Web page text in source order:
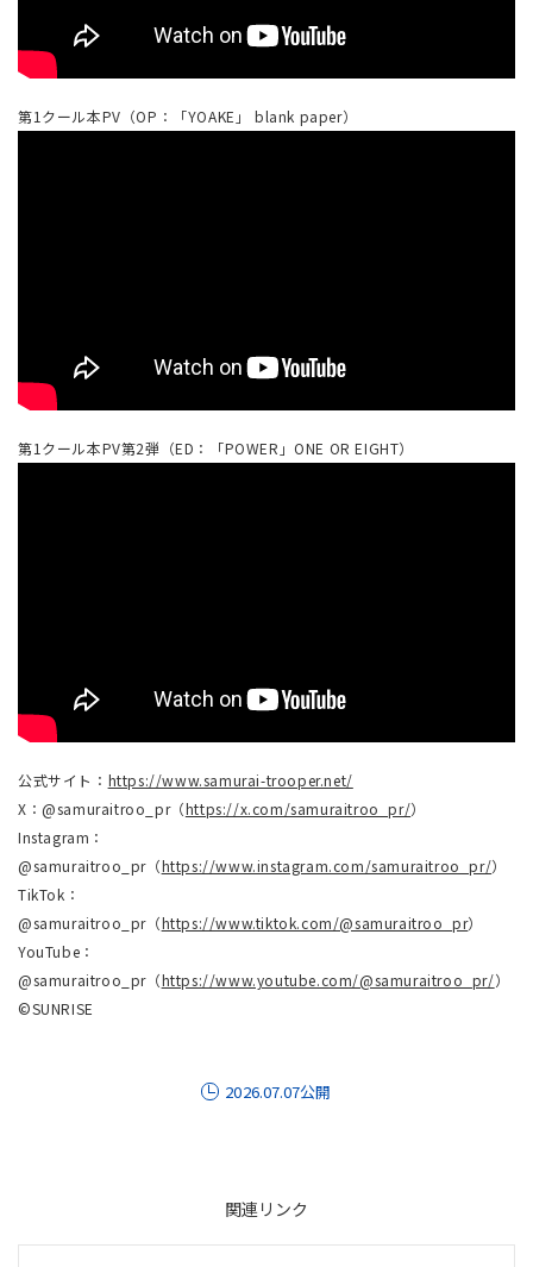
第1クール本PV（OP：「YOAKE」 blank paper）
第1クール本PV第2弾（ED：「POWER」ONE OR EIGHT）
公式サイト： https://www.samurai-trooper.net/
X：@samuraitroo_pr（https://x.com/samuraitroo_pr/）
Instagram：
@samuraitroo_pr（https://www.instagram.com/samuraitroo_pr/）
TikTok：
@samuraitroo_pr（https://www.tiktok.com/@samuraitroo_pr）
YouTube：
@samuraitroo_pr（https://www.youtube.com/@samuraitroo_pr/）
©SUNRISE
2026.07.07公開
関連リンク